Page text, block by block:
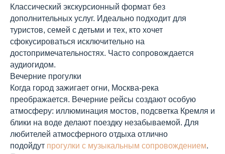
Классический экскурсионный формат без
дополнительных услуг. Идеально подходит для
туристов, семей с детьми и тех, кто хочет
сфокусироваться исключительно на
достопримечательностях. Часто сопровождается
аудиогидом.
Вечерние прогулки
Когда город зажигает огни, Москва-река
преображается. Вечерние рейсы создают особую
атмосферу: иллюминация мостов, подсветка Кремля и
блики на воде делают поездку незабываемой. Для
любителей атмосферного отдыха отлично
подойдут прогулки с музыкальным сопровождением.